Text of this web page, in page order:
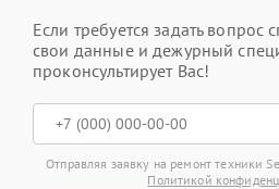
Если требуется задать вопрос
свои данные и дежурный
проконсультирует Вас!
Отправляя заявку на ремонт техники
Политикой